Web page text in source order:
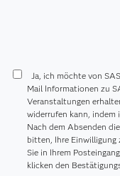
Ja, ich möchte von
Mail Informationen zu
Veranstaltungen
widerrufen kann, indem
Nach dem Absenden
bitten, Ihre
Sie in Ihrem
klicken den